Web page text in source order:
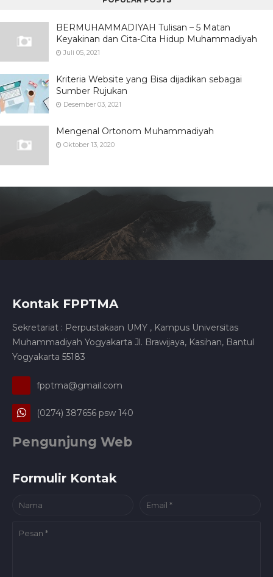
BERMUHAMMADIYAH Tulisan – 5 Matan
Keyakinan dan Cita-Cita Hidup Muhammadiyah
Juli 05, 2021
Kriteria Website yang Bisa dijadikan sebagai
Sumber Rujukan
Desember 03, 2021
Mengenal Ortonom Muhammadiyah
Oktober 13, 2020
Kontak FPPTMA
Sekretariat : Perpustakaan UMY , Kampus Universitas
Muhammadiyah Yogyakarta Jl. Brawijaya, Kasihan, Bantul
Yogyakarta 55183
fpptma@gmail.com
(0274) 387656 psw 140
Pengunjung Web
Formulir Kontak